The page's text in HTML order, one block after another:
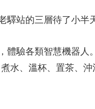
站的三層待了小半
驗各類智慧機器人
水、溫杯、置茶、